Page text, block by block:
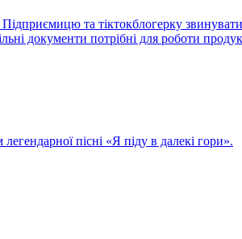
та тіктокблогерку
документи потрібні для роботи
пісні «Я піду в далекі гори».